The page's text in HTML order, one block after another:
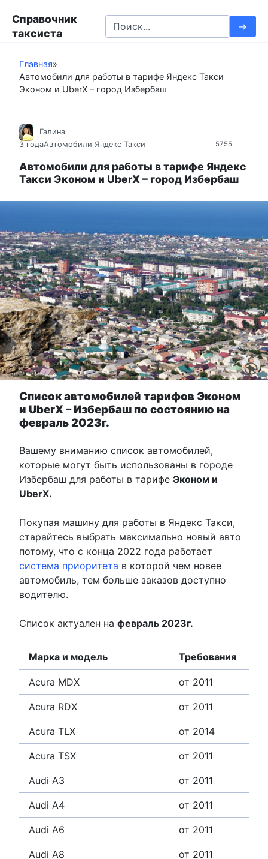
Справочник
таксиста
e
c
h
:
Главная»
Автомобили для работы в тарифе Яндекс Такси
Эконом и UberX – город Избербаш
5755
Галина
3 годаАвтомобили Яндекс Такси
Автомобили для работы в тарифе Яндекс
Такси Эконом и UberX – город Избербаш
Список автомобилей тарифов Эконом
и UberX – Избербаш по состоянию на
февраль 2023г.
Вашему вниманию список автомобилей,
которые могут быть использованы в городе
Избербаш для работы в тарифе Эконом и
UberХ.
Покупая машину для работы в Яндекс Такси,
старайтесь выбрать максимально новый авто
потому, что с конца 2022 года работает
система приоритета в которой чем новее
автомобиль, тем больше заказов доступно
водителю.
Список актуален на февраль 2023г.
Марка и модель Требования
Acura MDX от 2011
Acura RDX от 2011
Acura TLX от 2014
Acura TSX от 2011
Audi A3 от 2011
Audi A4 от 2011
Audi A6 от 2011
Audi A8 от 2011